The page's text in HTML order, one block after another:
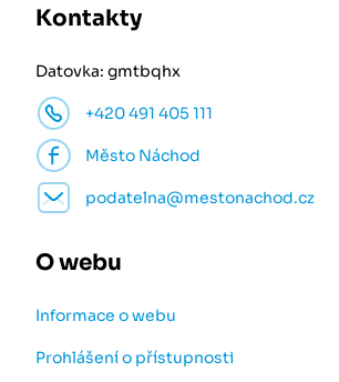
Kontakty
Datovka: gmtbqhx
+420 491 405 111
Město Náchod
podatelna@mestonachod.cz
O webu
Informace o webu
Prohlášení o přístupnosti